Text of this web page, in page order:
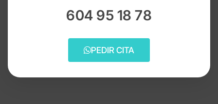
604 95 18 78
PEDIR CITA